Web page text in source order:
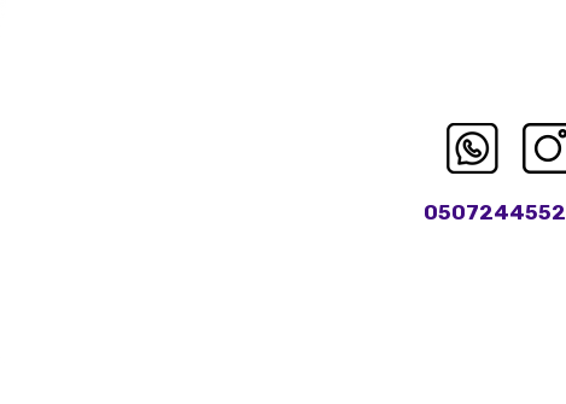
0507244552